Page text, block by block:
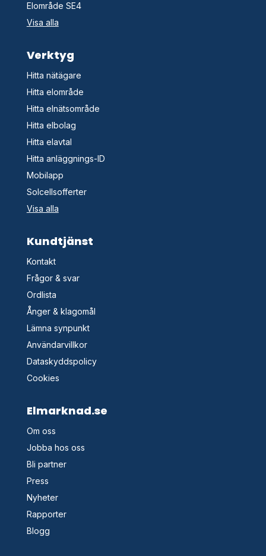
Elområde SE4
Visa alla
Verktyg
Hitta nätägare
Hitta elområde
Hitta elnätsområde
Hitta elbolag
Hitta elavtal
Hitta anläggnings-ID
Mobilapp
Solcellsofferter
Visa alla
Kundtjänst
Kontakt
Frågor & svar
Ordlista
Ånger & klagomål
Lämna synpunkt
Användarvillkor
Dataskyddspolicy
Cookies
Elmarknad.se
Om oss
Jobba hos oss
Bli partner
Press
Nyheter
Rapporter
Blogg